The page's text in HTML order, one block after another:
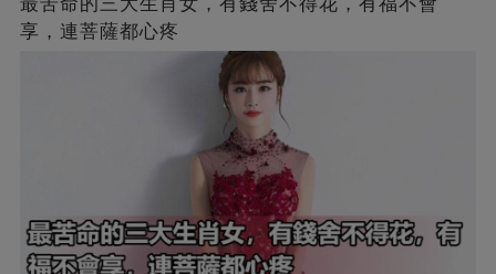
享，連菩薩都心疼